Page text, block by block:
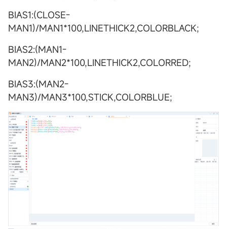
BIAS1:(CLOSE-
MAN1)/MAN1*100,LINETHICK2,COLORBLACK;
BIAS2:(MAN1-
MAN2)/MAN2*100,LINETHICK2,COLORRED;
BIAS3:(MAN2-
MAN3)/MAN3*100,STICK,COLORBLUE;